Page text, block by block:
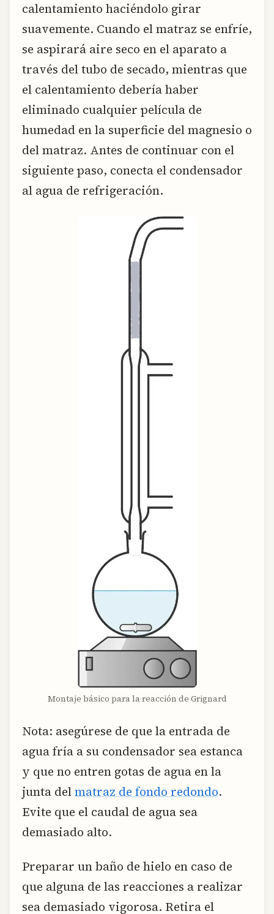
calentamiento haciéndolo girar
suavemente. Cuando el matraz se enfríe,
se aspirará aire seco en el aparato a
través del tubo de secado, mientras que
el calentamiento debería haber
eliminado cualquier película de
humedad en la superficie del magnesio o
del matraz. Antes de continuar con el
siguiente paso, conecta el condensador
al agua de refrigeración.
Montaje básico para la reacción de Grignard
Nota: asegúrese de que la entrada de
agua fría a su condensador sea estanca
y que no entren gotas de agua en la
junta delmatraz de fondo redondo.
Evite que el caudal de agua sea
demasiado alto.
Preparar un baño de hielo en caso de
que alguna de las reacciones a realizar
sea demasiado vigorosa. Retira el